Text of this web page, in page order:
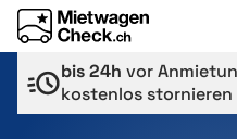
bis 24h vor
kostenlos stornieren